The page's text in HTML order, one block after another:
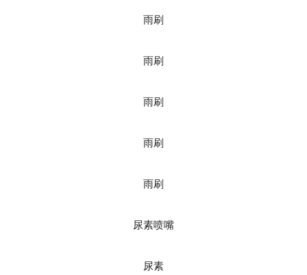
雨刷
雨刷
雨刷
雨刷
雨刷
尿素喷嘴
尿素